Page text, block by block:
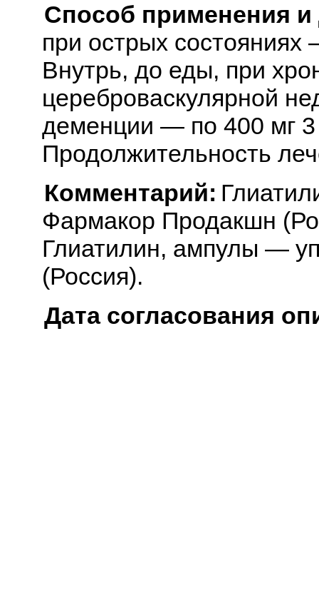
Способ применения
при острых состояниях
Внутрь, до еды, при
цереброваскулярной
деменции — по 400 мг 3
Продолжительность
Комментарий:
Фармакор Продакшн
Глиатилин, ампулы —
(Россия).
Дата согласования